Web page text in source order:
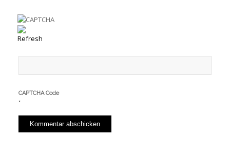
CAPTCHA Code
*